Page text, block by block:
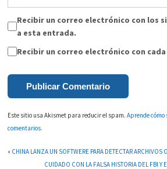
Recibir un correo electrónico con los
a esta entrada.
Recibir un correo electrónico con
Este sitio usa Akismet para reducir el spam.Aprende cómo
comentarios.
« CHINA LANZA UN SOFTWERE PARA DETECTAR ARCHIVOS
CUIDADO CON LA FALSA HISTORIA DEL FBI Y